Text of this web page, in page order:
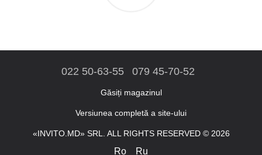
022 50-63-55 079 45-70-52
Găsiți magazinul
Versiunea completă a site-ului
«INVITO.MD» SRL. ALL RIGHTS RESERVED © 2026
Ro Ru